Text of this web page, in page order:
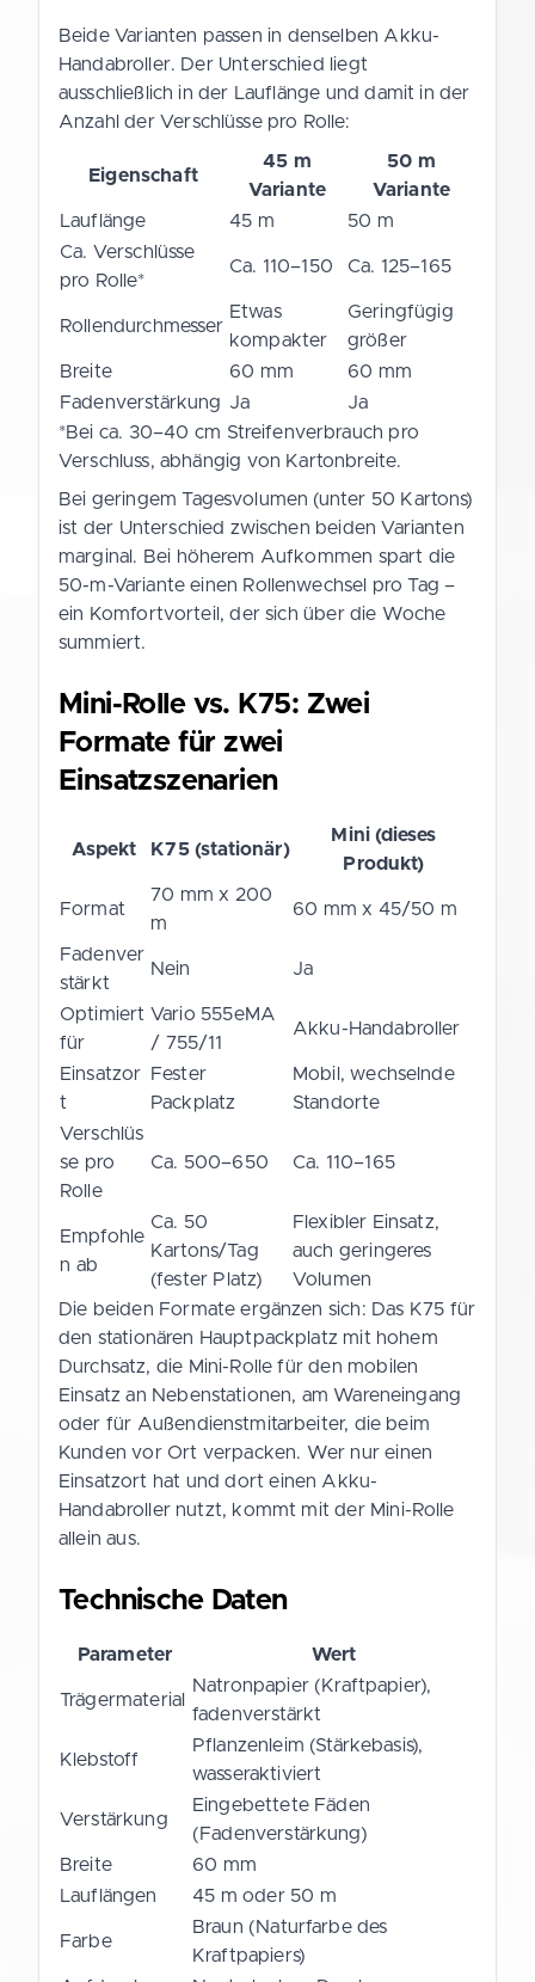
Beide Varianten passen in denselben Akku-
Handabroller. Der Unterschied liegt
ausschließlich in der Lauflänge und damit in der
Anzahl der Verschlüsse pro Rolle:
Eigenschaft
45 m
Variante
50 m
Variante
Lauflänge
45 m
50 m
Ca. Verschlüsse
pro Rolle*
Ca. 110–150 Ca. 125–165
Rollendurchmesser
Etwas
kompakter
Geringfügig
größer
Breite
60 mm
60 mm
Fadenverstärkung Ja
Ja
*Bei ca. 30–40 cm Streifenverbrauch pro
Verschluss, abhängig von Kartonbreite.
Bei geringem Tagesvolumen (unter 50 Kartons)
ist der Unterschied zwischen beiden Varianten
marginal. Bei höherem Aufkommen spart die
50-m-Variante einen Rollenwechsel pro Tag –
ein Komfortvorteil, der sich über die Woche
summiert.
Mini-Rolle vs. K75: Zwei
Formate für zwei
Einsatzszenarien
Aspekt K75 (stationär)
Mini (dieses
Produkt)
Format
70 mm x 200
m
60 mm x 45/50 m
Fadenver
stärkt
Nein Ja
Optimiert
für
Vario 555eMA
/ 755/11
Akku-Handabroller
Einsatzor
t
Fester
Packplatz
Mobil, wechselnde
Standorte
Verschlüs
se pro
Rolle
Ca. 500–650 Ca. 110–165
Empfohle
n ab
Ca. 50
Kartons/Tag
(fester Platz)
Flexibler Einsatz,
auch geringeres
Volumen
Die beiden Formate ergänzen sich: Das K75 für
den stationären Hauptpackplatz mit hohem
Durchsatz, die Mini-Rolle für den mobilen
Einsatz an Nebenstationen, am Wareneingang
oder für Außendienstmitarbeiter, die beim
Kunden vor Ort verpacken. Wer nur einen
Einsatzort hat und dort einen Akku-
Handabroller nutzt, kommt mit der Mini-Rolle
allein aus.
Technische Daten
Parameter Wert
Trägermaterial
Natronpapier (Kraftpapier),
fadenverstärkt
Klebstoff
Pflanzenleim (Stärkebasis),
wasseraktiviert
Verstärkung
Eingebettete Fäden
(Fadenverstärkung)
Breite
60 mm
Lauflängen
45 m oder 50 m
Farbe
Braun (Naturfarbe des
Kraftpapiers)